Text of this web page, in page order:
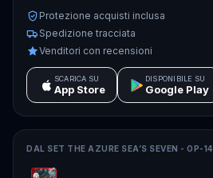
Protezione acquisti inclusa
Spedizione tracciata
Venditori con recensioni
SCARICA SU
App Store
DISPONIBILE SU
Google Play
DAL SET THE AZURE SEA’S SEVEN - OP-14